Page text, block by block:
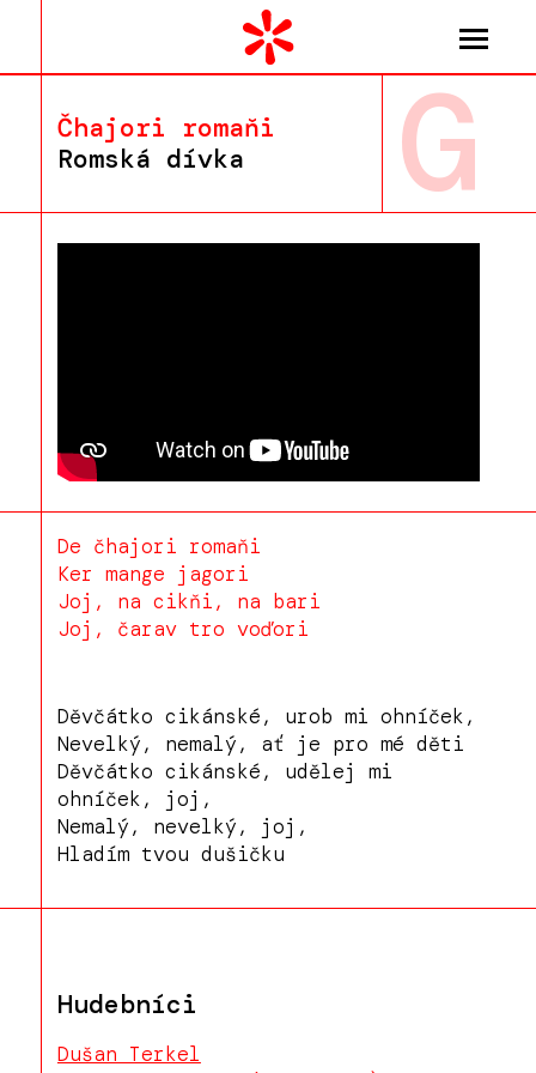
Čhajori romaňi
Romská dívka
G
De čhajori romaňi
Ker mange jagori
Joj, na cikňi, na bari
Joj, čarav tro voďori
Děvčátko cikánské, urob mi ohníček,
Nevelký, nemalý, ať je pro mé děti
Děvčátko cikánské, udělej mi
ohníček, joj,
Nemalý, nevelký, joj,
Hladím tvou dušičku
Hudebníci
Dušan Terkel